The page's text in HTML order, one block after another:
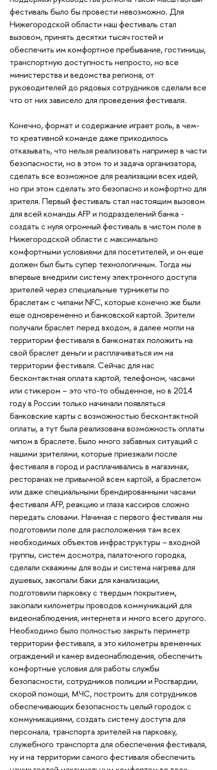
фестиваль было бы провести невозможно. Для
Нижегородской области наш фестиваль стал
вызовом, принять десятки тысяч гостей и
обеспечить им комфортное пребывание, гостиницы,
транспортную доступность непросто, но все
министерства и ведомства региона, от
руководителей до рядовых сотрудников сделали все
что от них зависело для проведения фестиваля.
Конечно, формат и содержание играет роль, в чем-
то креативной команде даже приходилось
отказывать, что нельзя реализовать например в части
безопасности, но в этом то и задача организатора,
сделать все возможное для реализации всех идей,
но при этом сделать это безопасно и комфортно для
зрителя. Первый фестиваль стал настоящим вызовом
для всей команды AFP и подразделений банка -
создать с нуля огромный фестиваль в чистом поле в
Нижегородской области с максимально
комфортными условиями для посетителей, и он еще
должен был быть супер технологичным. Тогда мы
впервые внедрили систему электронного доступа
зрителей через специальные турникеты по
браслетам с чипами NFC, которые конечно же были
еще одновременно и банковской картой. Зрители
получали браслет перед входом, а далее могли на
территории фестиваля в банкоматах положить на
свой браслет деньги и расплачиваться им на
территории фестиваля. Сейчас для нас
бесконтактная оплата картой, телефоном, часами
или стикером – это что-то обыденное, но в 2014
году в России только начинали появляться
банковские карты с возможностью бесконтактной
оплаты, а тут была реализована возможность оплаты
чипом в браслете. Было много забавных ситуаций с
нашими зрителями, которые приезжали после
фестиваля в город и расплачивались в магазинах,
ресторанах не привычной всем картой, а браслетом
или даже специальными брендированными часами
фестиваля AFP, реакцию и глаза кассиров сложно
передать словами. Начиная с первого фестиваля мы
подготовили поле для расположения там всех
необходимых объектов инфраструктуры – входной
группы, систем досмотра, палаточного городка,
сделали скважины для воды и система нагрева для
душевых, закопали баки для канализации,
подготовили парковку с твердым покрытием,
закопали километры проводов коммуникаций для
видеонаблюдения, интернета и много всего другого.
Необходимо было полностью закрыть периметр
территории фестиваля, а это километры временных
ограждений и камер видеонаблюдения, обеспечить
комфортные условия для работы службы
безопасности, сотрудников полиции и Росгвардии,
скорой помощи, МЧС, построить для сотрудников
обеспечивающих безопасность целый городок с
коммуникациями, создать систему доступа для
персонала, транспорта зрителей на парковку,
служебного транспорта для обеспечения фестиваля,
ну и на территории самого фестиваля обеспечить